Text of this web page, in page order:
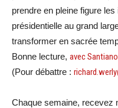
prendre en pleine figure
présidentielle au grand
transformer en sacrée
Bonne lecture, avec
(Pour débattre :
Chaque semaine, recevez